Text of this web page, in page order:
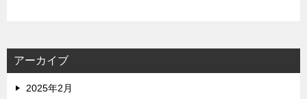
アーカイブ
2025年2月